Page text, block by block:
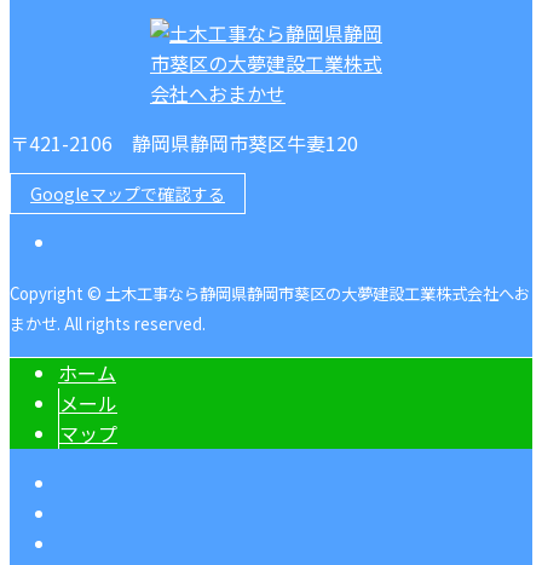
〒421-2106 静岡県静岡市葵区牛妻120
Googleマップで確認する
Copyright © 土木工事なら静岡県静岡市葵区の大夢建設工業株式会社へお
まかせ. All rights reserved.
ホーム
メール
マップ